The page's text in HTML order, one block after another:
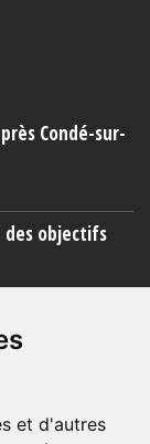
et d'autres
Condé-sur-
des objectifs
»